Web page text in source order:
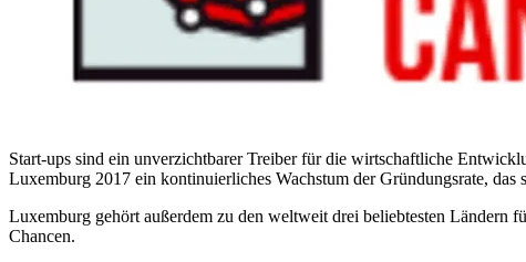
Start-ups sind ein unverzichtbarer Treiber für die wirtschaftliche
Luxemburg 2017 ein kontinuierliches Wachstum der Gründungsrate,
Luxemburg gehört außerdem zu den weltweit drei beliebtesten Ländern
Chancen.